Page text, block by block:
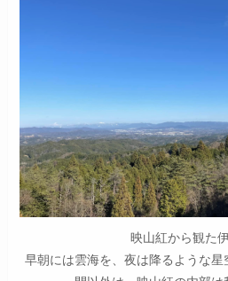
映山紅から観た
早朝には雲海を、夜は降るような